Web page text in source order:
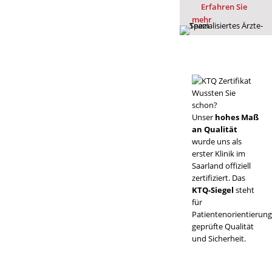
Erfahren Sie
mehr
Wussten Sie
schon?
Unser hohes Maß
an Qualität
wurde uns als
erster Klinik im
Saarland offiziell
zertifiziert. Das
KTQ-Siegel steht
für
geprüfte Qualität
und Sicherheit.